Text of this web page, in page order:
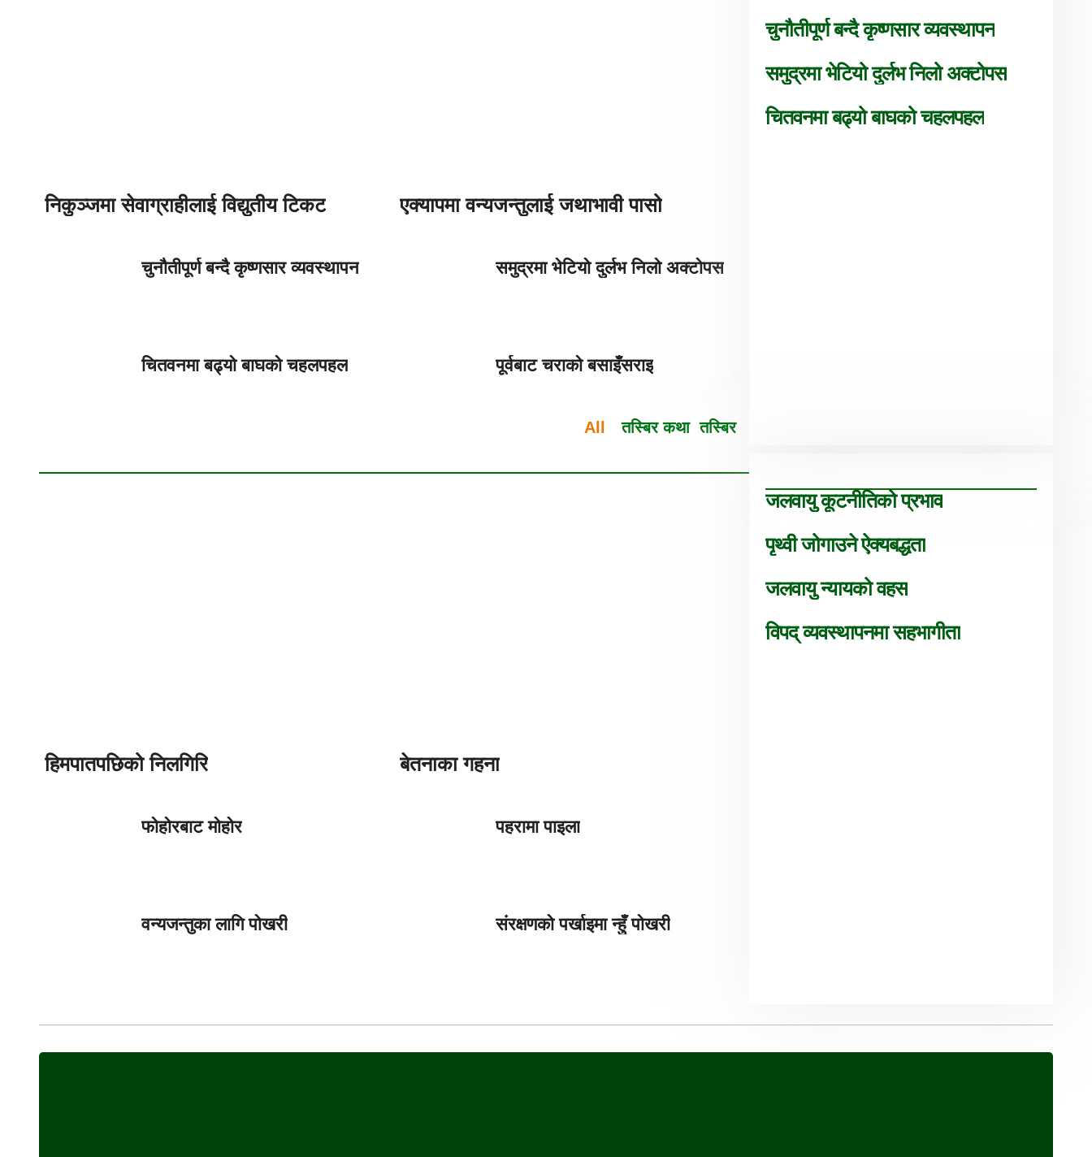
निकुञ्जमा सेवाग्राहीलाई विद्युतीय टिकट एक्यापमा वन्यजन्तुलाई जथाभावी पासो
चुनौतीपूर्ण बन्दै कृष्णसार व्यवस्थापन समुद्रमा भेटियो दुर्लभ निलो अक्टोपस
चितवनमा बढ्यो बाघको चहलपहल पूर्वबाट चराको बसाइँसराइ
चुनौतीपूर्ण बन्दै कृष्णसार व्यवस्थापन
समुद्रमा भेटियो दुर्लभ निलो अक्टोपस
चितवनमा बढ्यो बाघको चहलपहल
All तस्बिर कथा तस्बिर
हिमपातपछिको निलगिरि बेतनाका गहना
फोहोरबाट मोहोर पहरामा पाइला
वन्यजन्तुका लागि पोखरी संरक्षणको पर्खाइमा न्हुँ पोखरी
जलवायु कूटनीतिको प्रभाव
पृथ्वी जोगाउने ऐक्यबद्धता
जलवायु न्यायको वहस
विपद् व्यवस्थापनमा सहभागीता